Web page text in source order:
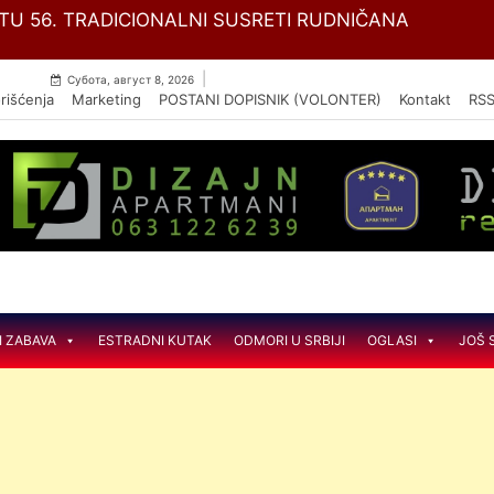
Skip
NISAM DOBILA” U PETAK U AMFITEATRU
Субота, август 8, 2026
Marketing POSTANI DOPISNIK (VOLONTER) Kontakt RSS
ZABAVA ESTRADNI KUTAK ODMORI U SRBIJI OGLASI JOŠ